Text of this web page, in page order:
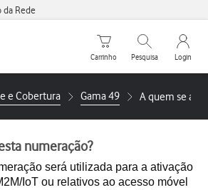
da Rede
Carrinho de compras
Carrinho
Pesquisar
Pesquisa
My
Login
e Cobertura Gama 49 A quem se
numeração?
será utilizada para a ativação
IoT ou relativos ao acesso móvel